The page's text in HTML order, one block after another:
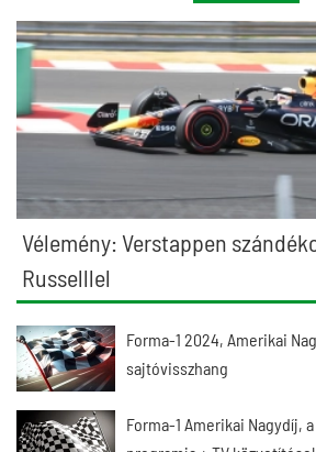
Vélemény: Verstappen
Russelllel
Forma-1 2024, Amerikai
sajtóvisszhang
Forma-1 Amerikai Nagydíj,